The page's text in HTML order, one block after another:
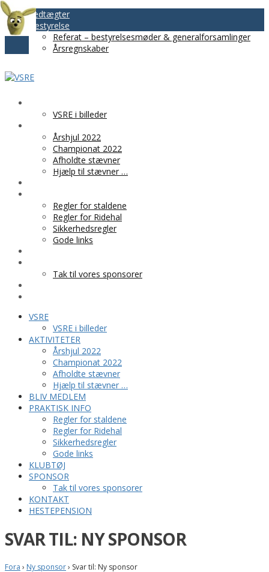
Vedtægter
Bestyrelse
Referat – bestyrelsesmøder & generalforsamlinger
Årsregnskaber
VSRE i billeder
Årshjul 2022
Championat 2022
Afholdte stævner
Hjælp til stævner …
Regler for staldene
Regler for Ridehal
Sikkerhedsregler
Gode links
Tak til vores sponsorer
VSRE
VSRE i billeder
AKTIVITETER
Årshjul 2022
Championat 2022
Afholdte stævner
Hjælp til stævner …
BLIV MEDLEM
PRAKTISK INFO
Regler for staldene
Regler for Ridehal
Sikkerhedsregler
Gode links
KLUBTØJ
SPONSOR
Tak til vores sponsorer
KONTAKT
HESTEPENSION
SVAR TIL: NY SPONSOR
Fora › Ny sponsor› Svar til: Ny sponsor